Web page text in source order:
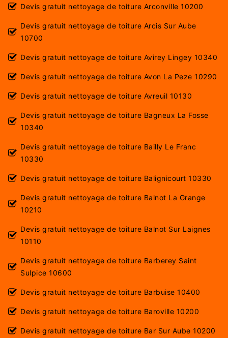
Devis gratuit nettoyage de toiture Arconville 10200
Devis gratuit nettoyage de toiture Arcis Sur Aube
10700
Devis gratuit nettoyage de toiture Avirey Lingey 10340
Devis gratuit nettoyage de toiture Avon La Peze 10290
Devis gratuit nettoyage de toiture Avreuil 10130
Devis gratuit nettoyage de toiture Bagneux La Fosse
10340
Devis gratuit nettoyage de toiture Bailly Le Franc
10330
Devis gratuit nettoyage de toiture Balignicourt 10330
Devis gratuit nettoyage de toiture Balnot La Grange
10210
Devis gratuit nettoyage de toiture Balnot Sur Laignes
10110
Devis gratuit nettoyage de toiture Barberey Saint
Sulpice 10600
Devis gratuit nettoyage de toiture Barbuise 10400
Devis gratuit nettoyage de toiture Baroville 10200
Devis gratuit nettoyage de toiture Bar Sur Aube 10200